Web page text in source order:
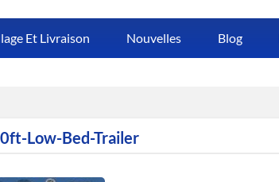
Et Livraison Nouvelles Blog
Low-Bed-Trailer